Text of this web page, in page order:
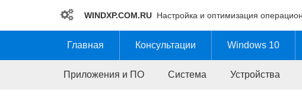
WINDXP.COM.RU Настройка и оптимизация
Главная Консультации Windows 10
Приложения и ПО Система Устройства